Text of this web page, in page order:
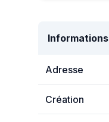
Informations
Adresse
Création